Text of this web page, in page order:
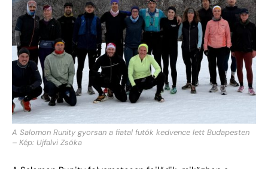
A Salomon Runity gyorsan a fiatal futók kedvence lett Budapesten
– Kép: Ujfalvi Zsóka